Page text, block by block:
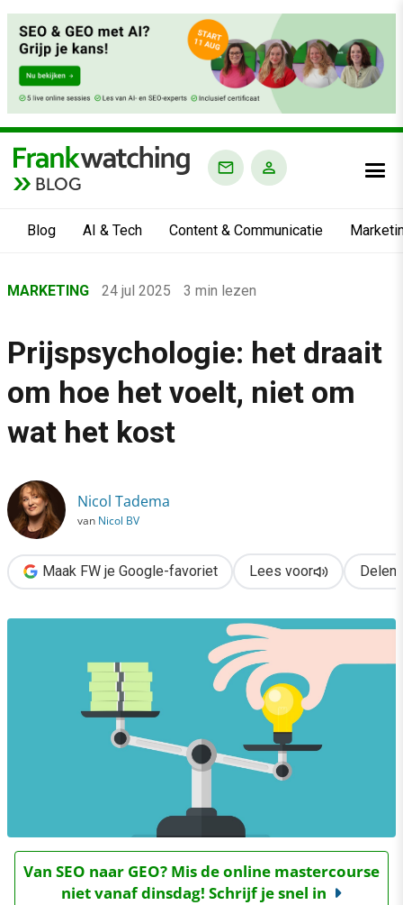
BLOG
Blog AI & Tech Content & Communicatie
›
›
Marketing
Prijspsychologie: het draait om hoe het voelt, niet om wat het
MARKETING 24 jul 2025 3 min lezen
Prijspsychologie: het draait
om hoe het voelt, niet om
wat het kost
Nicol Tadema
van Nicol BV
Maak FW je Google-favoriet Lees voor Delen
Van SEO naar GEO? Mis de online mastercourse
niet vanaf dinsdag! Schrijf je snel in